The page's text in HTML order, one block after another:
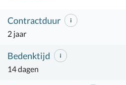
Contractduur
2 jaar
Bedenktijd
14 dagen